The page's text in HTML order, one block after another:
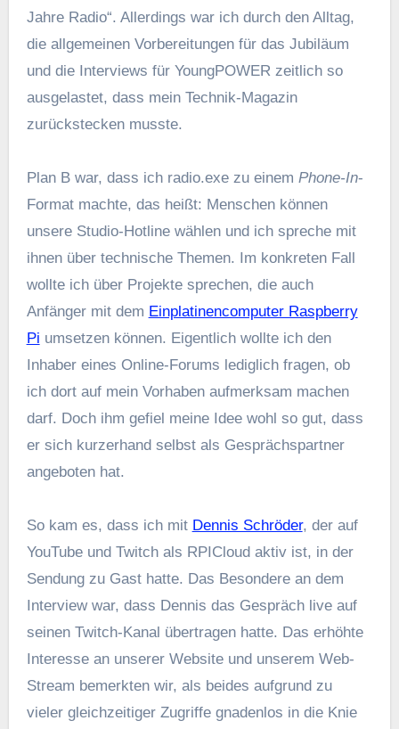
Jahre Radio“. Allerdings war ich durch den Alltag,
die allgemeinen Vorbereitungen für das Jubiläum
und die Interviews für YoungPOWER zeitlich so
ausgelastet, dass mein Technik-Magazin
zurückstecken musste.
Plan B war, dass ich radio.exe zu einem Phone-In-
Format machte, das heißt: Menschen können
unsere Studio-Hotline wählen und ich spreche mit
ihnen über technische Themen. Im konkreten Fall
wollte ich über Projekte sprechen, die auch
Anfänger mit dem Einplatinencomputer Raspberry
Pi umsetzen können. Eigentlich wollte ich den
Inhaber eines Online-Forums lediglich fragen, ob
ich dort auf mein Vorhaben aufmerksam machen
darf. Doch ihm gefiel meine Idee wohl so gut, dass
er sich kurzerhand selbst als Gesprächspartner
angeboten hat.
So kam es, dass ich mit Dennis Schröder, der auf
YouTube und Twitch als RPICloud aktiv ist, in der
Sendung zu Gast hatte. Das Besondere an dem
Interview war, dass Dennis das Gespräch live auf
seinen Twitch-Kanal übertragen hatte. Das erhöhte
Interesse an unserer Website und unserem Web-
Stream bemerkten wir, als beides aufgrund zu
vieler gleichzeitiger Zugriffe gnadenlos in die Knie